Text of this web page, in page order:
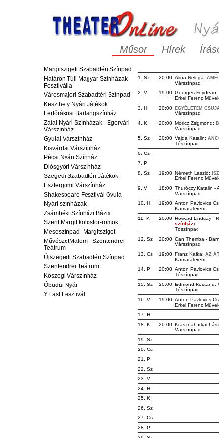
Műsor Hírek
Margitszigeti Szabadtéri Színpad
Határon Túli Magyar Színházak
Fesztiválja
Városmajori Szabadtéri Színpad
Keszthely Nyári Játékok
Fertőrákosi Barlangszínház
Zalai Nyári Színházak - Egervári
Várszínház
Gyulai Várszínház
Kisvárdai Várszínház
Pécsi Nyári Színház
Diósgyőri Várszínház
Szegedi Szabadtéri Játékok
Esztergomi Várszínház
Shakespeare Fesztivál Gyula
Nyári színházak
Zsámbéki Színházi Bázis
Szent Margit kolostor-romok
Meseszínpad -Margitsziget
MűvészetMalom - Szentendrei
Teátrum
Újszegedi Szabadtéri Színpad
Szentendrei Teátrum
Kőszegi Várszínház
Óbudai Nyár
Y.East Fesztivál
1. Sz 20:00 Alina Nelega:
Várszínpad
2. V
19:00 Georges Feydeau:
Erkel Ferenc
3. H
20:00 EGYÉLETEM
Várszínpad
4. K
20:00 Móricz Zsigmond:
Várszínpad
5. Sz
20:00 Vajda Katalin:
Tószínpad
6. Cs
7. P
8. Sz
19:00 Németh László:
Erkel Ferenc
9. V
18:00 Thuróczy Katalin -
Várszínpad
10. H
19:00 Anton Pavlovics
Kamaraterem
11. K
20:00 Howard Lindsay -
színház)
Tószínpad
12. Sz
20:00 Can Themba -
Várszínpad
13. Cs
19:00 Franz Kafka: AZ
Kamaraterem
14. P
20:00 Anton Pavlovics
Tószínpad
15. Sz
20:00 Edmond Rostand:
Tószínpad
16. V
19:00 Anton Pavlovics
Erkel Ferenc
17. H
18. K
20:00 Krasznahorkai
Várszínpad
19. Sz
20. Cs
21. P
22. Sz
23. V
24. H
25. K
26. Sz
27. Cs
28. P